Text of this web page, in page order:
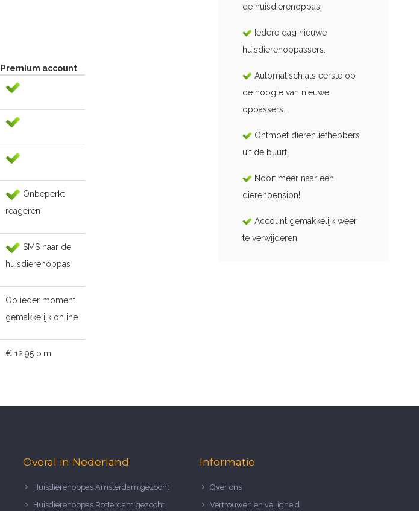
Premium account
Onbeperkt
reageren
SMS naar de
huisdierenoppas
Op ieder moment
gemakkelijk online
€ 12,95 p.m.
de huisdierenoppas.
Iedere dag nieuwe
huisdierenoppassers.
Automatisch als eerste op
de hoogte van nieuwe
oppassers.
Ontmoet dierenliefhebbers
uit de buurt.
Nooit meer naar een
dierenpension!
Account gemakkelijk weer
te verwijderen.
Overal in Nederland
Huisdierenoppas Amsterdam gezocht
Huisdierenoppas Rotterdam gezocht
Informatie
Over ons
Vertrouwen en veiligheid